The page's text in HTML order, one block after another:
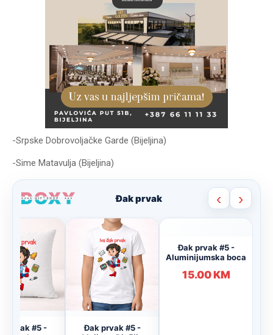
-Srpske Dobrovoljačke Garde (Bijeljina)
-Sime Matavulja (Bijeljina)